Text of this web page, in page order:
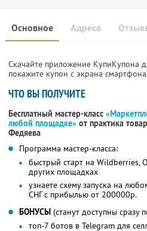
Основное Адреса
Скачайте приложение КупиКупона
покажите купон с экрана
ЧТО ВЫ ПОЛУЧИТЕ
Бесплатный мастер-класс
любой площадке» от практика
Федяева
Программа мастер-класса:
быстрый старт на Wildberries,
других площадках
узнаете схему запуска на
СНГ с прибылью от 200000р.
БОНУСЫ (станут доступны сразу
топ-7 ботов в Telegram для